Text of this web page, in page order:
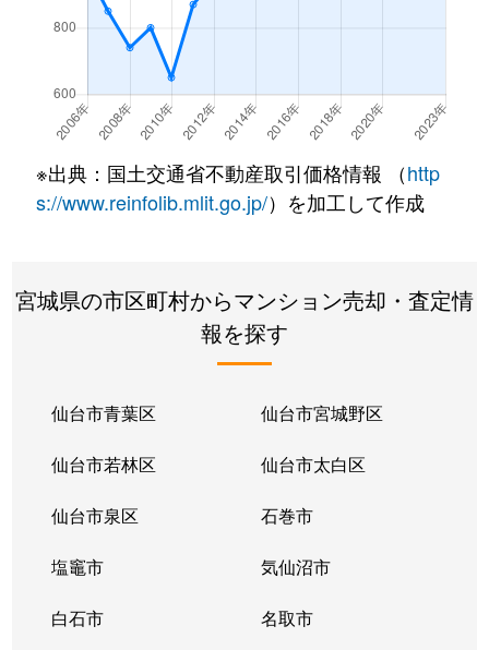
大和町
1,500万円
大和町
1,400万円 卸町(宮城)
徒歩5分
大和町
1,700万円 卸町(宮城)
徒歩7分
大和町
1,300万円 卸町(宮城)
徒歩6分
大和町
1,500万円 卸町(宮城)
徒歩7分
2,200万円 卸町(宮城)
大和町
1,300万円 卸町(宮城)
大和町
2,000万円 卸町(宮城)
大和町
卸町(宮城)
大和町
卸町(宮城)
大和町
卸町(宮城)
※出典：国土交通省不動産取引価格情報 （http
s://www.reinfolib.mlit.go.jp/）を加工して作成
宮城県の市区町村からマンション売却・査定情
報を探す
仙台市青葉区 仙台市宮城野区
仙台市若林区 仙台市太白区
仙台市泉区 石巻市
塩竈市 気仙沼市
白石市 名取市